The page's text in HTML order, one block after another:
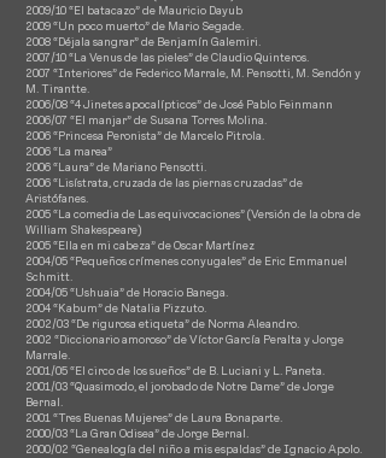
2009/10 “El batacazo” de Mauricio Dayub
2009 “Un poco muerto” de Mario Segade.
2008 “Déjala sangrar” de Benjamín Galemiri.
2007/10 “La Venus de las pieles” de Claudio Quinteros.
2007 “Interiores” de Federico Marrale, M. Pensotti, M. Sendón y
M. Tirantte.
2006/08 “4 Jinetes apocalípticos” de José Pablo Feinmann
2006/07 “El manjar” de Susana Torres Molina.
2006 “Princesa Peronista” de Marcelo Pitrola.
2006 “La marea”
2006 “Laura” de Mariano Pensotti.
2006 “Lisístrata, cruzada de las piernas cruzadas” de
Aristófanes.
2005 “La comedia de Las equivocaciones” (Versión de la obra de
William Shakespeare)
2005 “Ella en mi cabeza” de Oscar Martínez
2004/05 “Pequeños crímenes conyugales” de Eric Emmanuel
Schmitt.
2004/05 “Ushuaia” de Horacio Banega.
2004 “Kabum” de Natalia Pizzuto.
2002/03 “De rigurosa etiqueta” de Norma Aleandro.
2002 “Diccionario amoroso” de Víctor García Peralta y Jorge
Marrale.
2001/05 “El circo de los sueños” de B. Luciani y L. Paneta.
2001/03 “Quasimodo, el jorobado de Notre Dame” de Jorge
Bernal.
2001 “Tres Buenas Mujeres” de Laura Bonaparte.
2000/03 “La Gran Odisea” de Jorge Bernal.
2000/02 “Genealogía del niño a mis espaldas” de Ignacio Apolo.